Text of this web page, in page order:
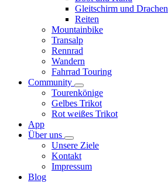
Gleitschirm und Drachen
Reiten
Mountainbike
Transalp
Rennrad
Wandern
Fahrrad Touring
Community
Tourenkönige
Gelbes Trikot
Rot weißes Trikot
App
Über uns
Unsere Ziele
Kontakt
Impressum
Blog